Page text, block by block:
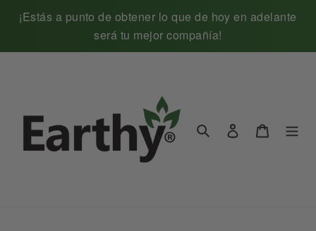
directamente
¡Estás a punto de obtener lo que de hoy en adelante
será tu mejor compañía!
Buscar Ingresar Carrito